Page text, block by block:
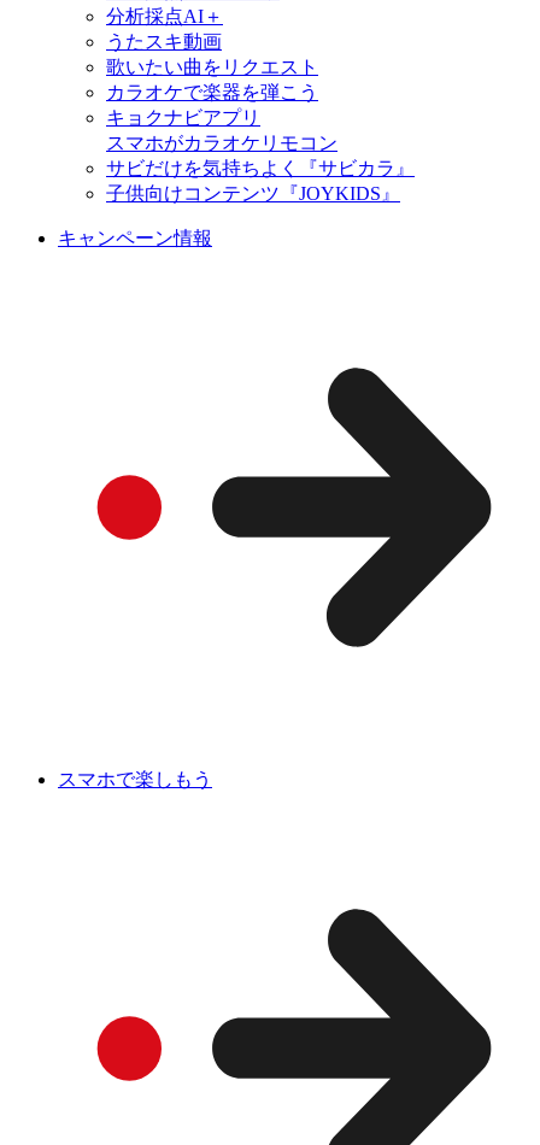
分析採点AI＋
うたスキ動画
歌いたい曲をリクエスト
カラオケで楽器を弾こう
キョクナビアプリ
スマホがカラオケリモコン
サビだけを気持ちよく『サビカラ』
子供向けコンテンツ『JOYKIDS』
キャンペーン情報
スマホで楽しもう